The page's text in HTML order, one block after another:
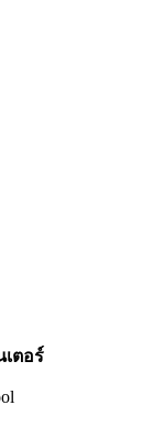
ตอร์